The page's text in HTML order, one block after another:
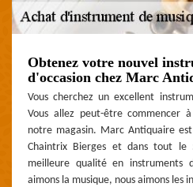
Obtenez votre nouvel
d'occasion chez Marc
Vous cherchez un excellent
Vous allez peut-être commencer
notre magasin. Marc Antiquaire
Chaintrix Bierges et dans tout le
meilleure qualité en instruments
aimons la musique, nous aimons les